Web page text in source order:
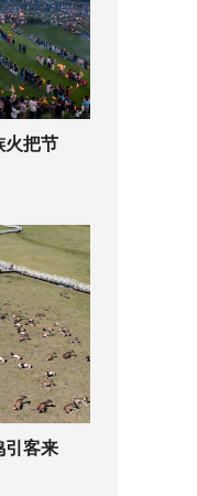
火把节
引客来